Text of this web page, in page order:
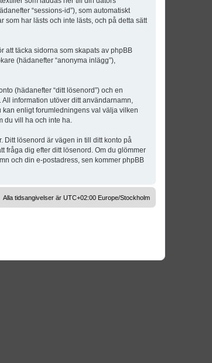
“sessions-id”), som automatiskt
som har lästs och inte lästs, och på detta sätt
att täcka sidorna som skapats av phpBB
(hädanefter “anonyma inlägg”),
(hädanefter “ditt lösenord”) och en
information utöver ditt användarnamn,
enligt forumledningens val välja vilken
du vill ha och inte ha.
Ditt lösenord är vägen in till ditt konto på
fråga dig efter ditt lösenord. Om du glömmer
och din e-postadress, sen kommer phpBB
Alla tidsangivelser är UTC+02:00 Europe/Stockholm